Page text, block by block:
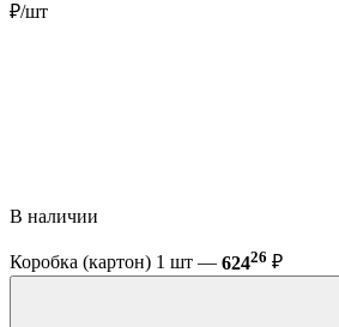
₽/шт
В наличии
Коробка (картон) 1 шт — 62426 ₽